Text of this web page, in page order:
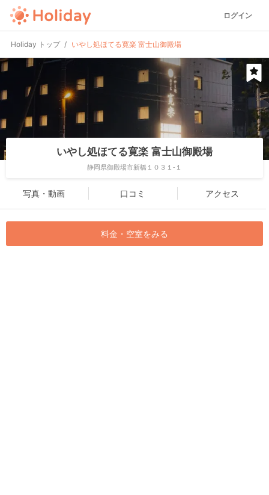
ログイン
Holiday トップ いやし処ほてる寛楽 富士山御殿場
いやし処ほてる寛楽 富士山御殿場
静岡県御殿場市新橋１０３１-１
写真・動画 口コミ アクセス
料金・空室をみる